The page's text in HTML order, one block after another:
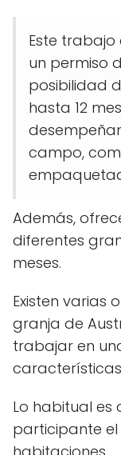
Este
un permiso
posibilidad
hasta 12
campo,
Además,
diferentes
meses.
Existen varias
granja de
trabajar en
Lo habitual es
participante